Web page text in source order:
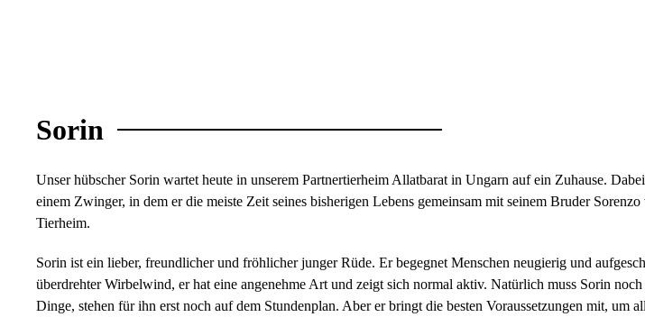
Sorin
Unser hübscher Sorin wartet heute in unserem Partnertierheim Allatbarat in Ungarn auf ein Zuhause.
einem Zwinger, in dem er die meiste Zeit seines bisherigen Lebens gemeinsam mit seinem Bruder
Tierheim.
Sorin ist ein lieber, freundlicher und fröhlicher junger Rüde. Er begegnet Menschen neugierig und
überdrehter Wirbelwind, er hat eine angenehme Art und zeigt sich normal aktiv. Natürlich muss Sorin
Dinge, stehen für ihn erst noch auf dem Stundenplan. Aber er bringt die besten Voraussetzungen mit,